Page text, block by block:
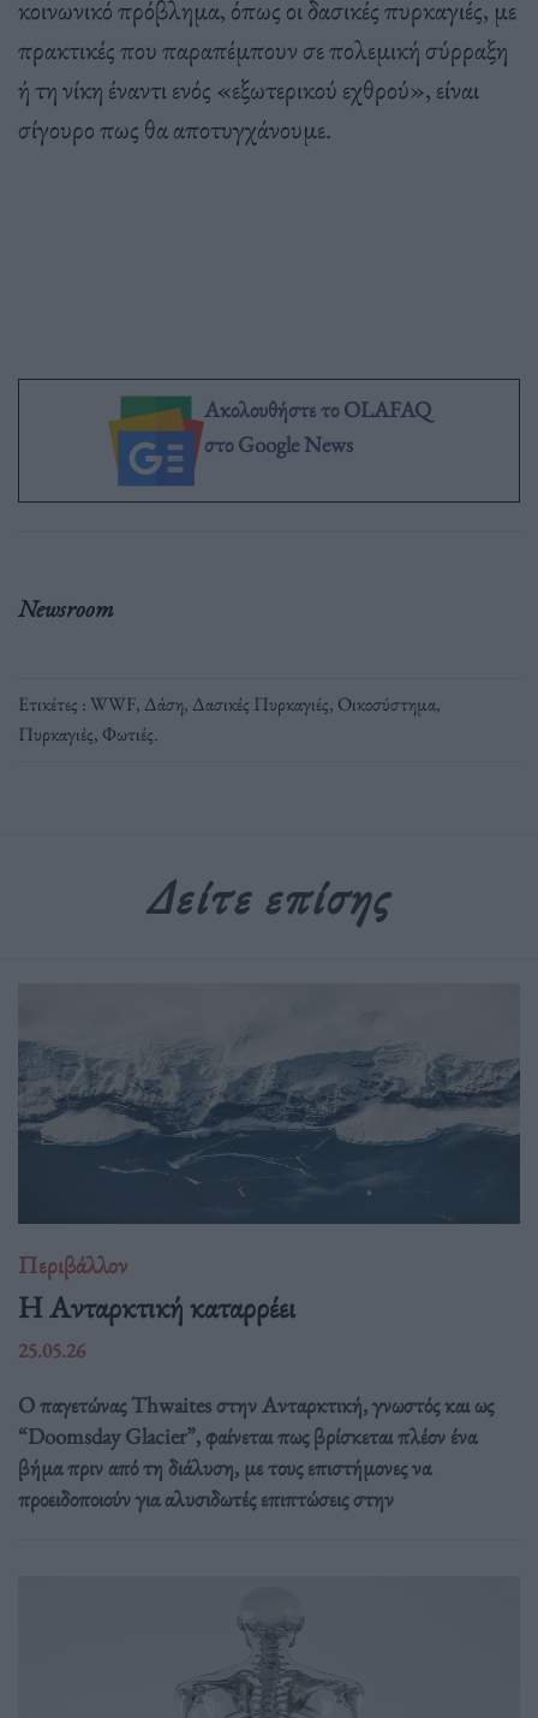
κοινωνικό πρόβλημα, όπως οι δασικές πυρκαγιές, με
πρακτικές που παραπέμπουν σε πολεμική σύρραξη
ή τη νίκη έναντι ενός «εξωτερικού εχθρού», είναι
σίγουρο πως θα αποτυγχάνουμε.
Ακολουθήστε το OLAFAQ
στο Google News
Newsroom
Ετικέτες :WWF, Δάση, Δασικές Πυρκαγιές, Οικοσύστημα,
Πυρκαγιές, Φωτιές.
Δείτε επίσης
Περιβάλλον
Η Ανταρκτική καταρρέει
25.05.26
Ο παγετώνας Thwaites στην Ανταρκτική, γνωστός και ως
“Doomsday Glacier”, φαίνεται πως βρίσκεται πλέον ένα
βήμα πριν από τη διάλυση, με τους επιστήμονες να
προειδοποιούν για αλυσιδωτές επιπτώσεις στην